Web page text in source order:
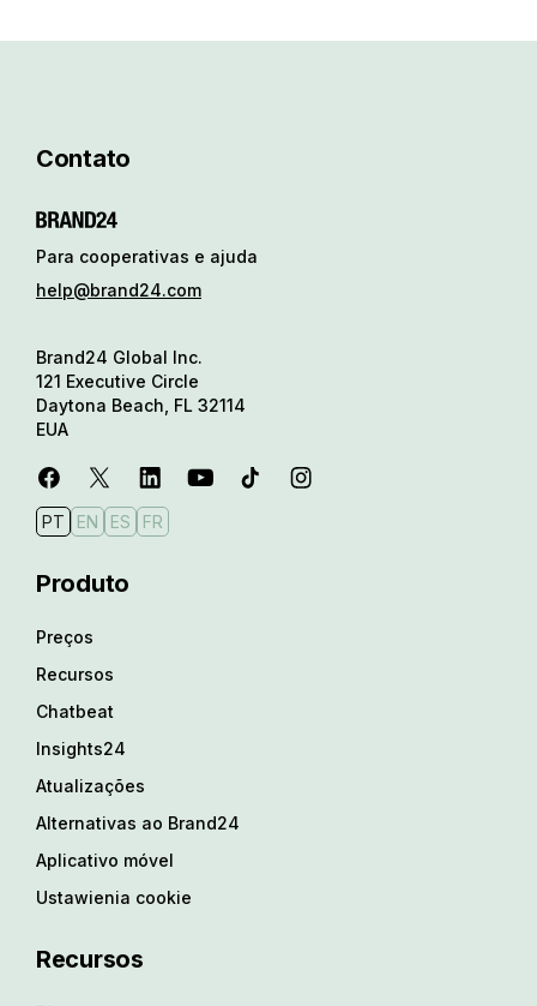
Contato
Para cooperativas e ajuda
help@brand24.com
Brand24 Global Inc.
121 Executive Circle
Daytona Beach, FL 32114
EUA
PT EN ES FR
Produto
Preços
Recursos
Chatbeat
Insights24
Atualizações
Alternativas ao Brand24
Aplicativo móvel
Ustawienia cookie
Recursos